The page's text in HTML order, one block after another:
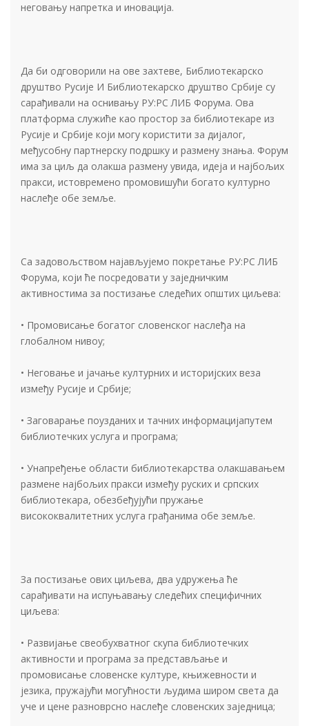
неговању напретка и иновација.
Да би одговорили на ове захтеве, Библиотекарско
друштво Русије И Библиотекарско друштво Србије су
сарађивали на оснивању РУ:РС ЛИБ Форума. Ова
платформа служиће као простор за библиотекаре из
Русије и Србије који могу користити за дијалог,
међусобну партнерску подршку и размену знања. Форум
има за циљ да олакша размену увида, идеја и најбољих
пракси, истовремено промовишући богато културно
наслеђе обе земље.
Са задовољством најављујемо покретање РУ:РС ЛИБ
Форума, који ће посредовати у заједничким
активностима за постизање следећих општих циљева:
• Промовисање богатог словенског наслеђа на
глобалном нивоу;
• Неговање и јачање културних и историјских веза
између Русије и Србије;
• Заговарање поузданих и тачних информацијапутем
библиотечких услуга и програма;
• Унапређење области библиотекарства олакшавањем
размене најбољих пракси између руских и српских
библиотекара, обезбеђујући пружање
висококвалитетних услуга грађанима обе земље.
За постизање ових циљева, два удружења ће
сарађивати на испуњавању следећих специфичних
циљева:
• Развијање свеобухватног скупа библиотечких
активности и програма за представљање и
промовисање словенске културе, књижевности и
језика, пружајући могућности људима широм света да
уче и цене разноврсно наслеђе словенских заједница;